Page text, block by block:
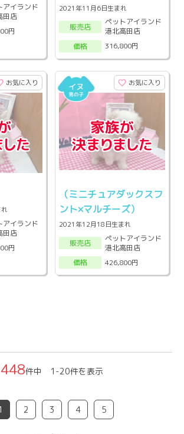
アイランド
田店
円
2021年11月6日生まれ
販売店
ペットアイランド
港北高田店
価格
316,800円
お気に入り
アイランド
田店
円
お気に入り
（ミニチュアダックスフ
ント×マルチーズ）
2021年12月18日生まれ
販売店
ペットアイランド
港北高田店
価格
426,800円
448件中 1-20件を表示
2 3 4 5